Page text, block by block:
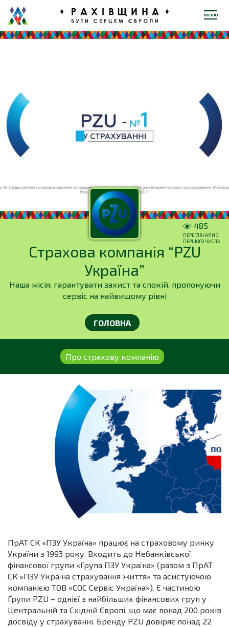
МЕНЮ
Страхова компанія “PZU
Україна”
Наша місія: гарантувати захист та спокій, пропонуючи
сервіс на найвищому рівні
485
ПЕРЕГЛЯНУЛИ З
ПЕРШОГО ЧИСЛА
ГОЛОВНА
Про страхову компанію
ПрАТ СК «ПЗУ Україна» працює на страховому ринку
України з 1993 року. Входить до Небанківської
фінансової групи «Група ПЗУ Україна» (разом з ПрАТ
СК «ПЗУ Україна страхування життя» та асистуючою
компанією ТОВ «СОС Сервіс Україна»). Є частиною
Групи PZU – однієї з найбільших фінансових груп у
Центральній та Східній Європі, що має понад 200 років
досвіду у страхуванні. Бренду PZU довіряє понад 22